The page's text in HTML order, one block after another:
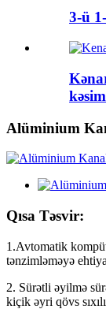
3-ü
Alüminium
Qısa Təsvir:
1.Avtomatik
tənzimləməyə
2. Sürətli əyilmə
kiçik əyri qövs